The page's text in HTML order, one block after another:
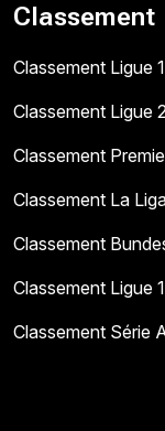
Classement
Classement Ligue
Classement Ligue
Classement
Classement La
Classement
Classement Ligue
Classement Série